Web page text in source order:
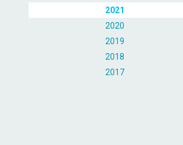
2021
2020
2019
2018
2017